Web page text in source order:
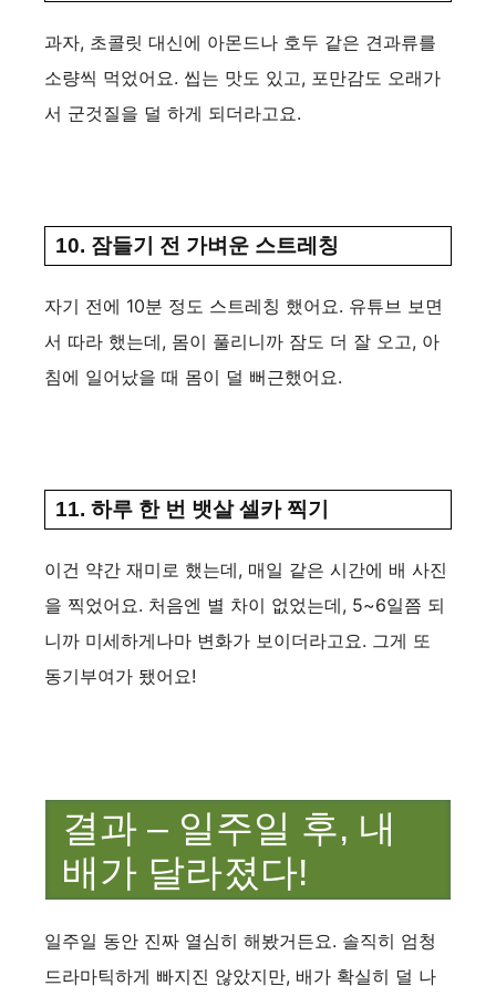
과자, 초콜릿 대신에 아몬드나 호두 같은 견과류를
소량씩 먹었어요. 씹는 맛도 있고, 포만감도 오래가
서 군것질을 덜 하게 되더라고요.
10. 잠들기 전 가벼운 스트레칭
자기 전에 10분 정도 스트레칭 했어요. 유튜브 보면
서 따라 했는데, 몸이 풀리니까 잠도 더 잘 오고, 아
침에 일어났을 때 몸이 덜 뻐근했어요.
11. 하루 한 번 뱃살 셀카 찍기
이건 약간 재미로 했는데, 매일 같은 시간에 배 사진
을 찍었어요. 처음엔 별 차이 없었는데, 5~6일쯤 되
니까 미세하게나마 변화가 보이더라고요. 그게 또
동기부여가 됐어요!
결과 – 일주일 후, 내
배가 달라졌다!
일주일 동안 진짜 열심히 해봤거든요. 솔직히 엄청
드라마틱하게 빠지진 않았지만, 배가 확실히 덜 나